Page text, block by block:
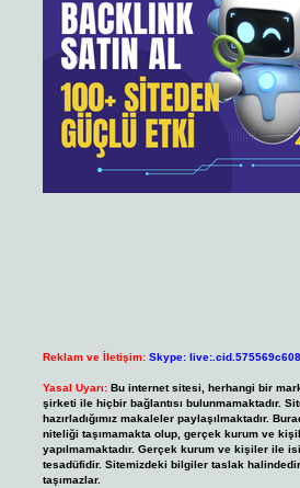
Reklam ve İletişim: Skype:
Yasal Uyarı: Bu internet sitesi, herhangi bir
şirketi ile hiçbir bağlantısı bulunmamaktadır.
hazırladığımız makaleler paylaşılmaktadır.
niteliği taşımamakta olup, gerçek kurum ve
yapılmamaktadır. Gerçek kurum ve kişiler ile
tesadüfidir. Sitemizdeki bilgiler taslak
taşımazlar.